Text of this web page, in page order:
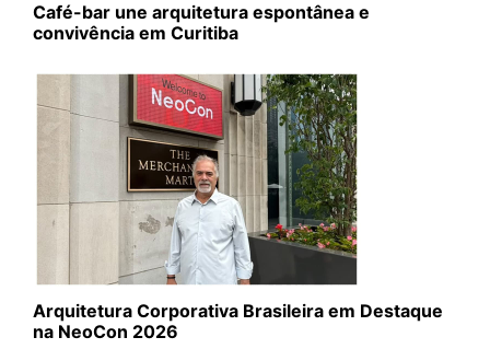
Café-bar une arquitetura espontânea e
convivência em Curitiba
Arquitetura Corporativa Brasileira em Destaque
na NeoCon 2026